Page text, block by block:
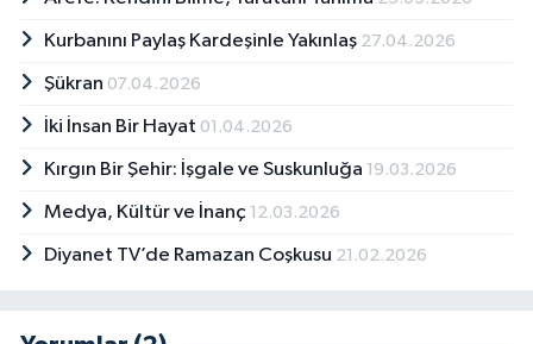
Kurbanını Paylaş Kardeşinle Yakınlaş 27.04.2026
Şükran 07.04.2026
İki İnsan Bir Hayat 01.04.2026
Kırgın Bir Şehir: İşgale ve Suskunluğa 19.03.2026
Medya, Kültür ve İnanç 12.03.2026
Diyanet TV’de Ramazan Coşkusu 21.02.2026